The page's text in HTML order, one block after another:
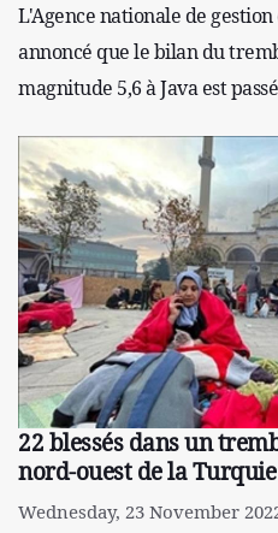
L'Agence nationale de
annoncé que le bilan du
magnitude 5,6 à Java est
22 blessés dans un
nord-ouest de la Turquie
Wednesday, 23 November